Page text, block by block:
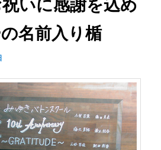
ゲ
シ
名前入り楯